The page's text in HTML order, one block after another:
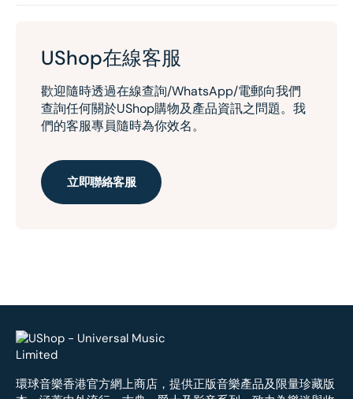
UShop在線客服
歡迎隨時透過在線查詢/WhatsApp/電郵向我們
查詢任何關於UShop購物及產品資訊之問題。我
們的客服專員隨時為你效名。
立即聯絡客服
環球音樂香港官方網上商店，提供正版音樂產品及限量珍藏版